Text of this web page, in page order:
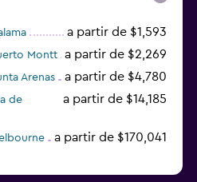
a partir de $1,593
Montt a partir de $2,269
Arenas a partir de $4,780
de
a partir de $14,185
a partir de $170,041